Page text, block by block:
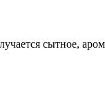
сытное,